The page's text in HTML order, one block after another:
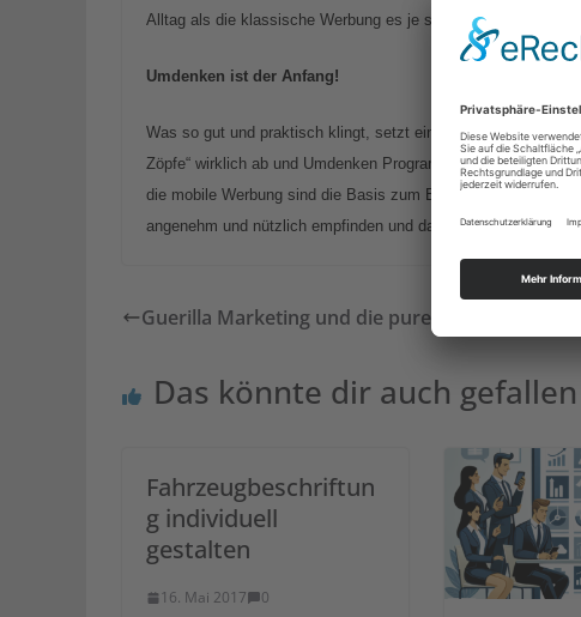
Alltag als die klassische Werbung es je schaffen könnte.
Umdenken ist der Anfang!
Was so gut und praktisch klingt, setzt ein komplettes
Zöpfe“ wirklich ab und Umdenken Programm werden. Neu
die mobile Werbung sind die Basis zum Erfolg. Erfolg heißt in
angenehm und nützlich empfinden und dass potenzielle
Guerilla Marketing und die pure Überraschung
Das könnte dir auch gefallen
Fahrzeugbeschriftun
g individuell
gestalten
16. Mai 2017 0